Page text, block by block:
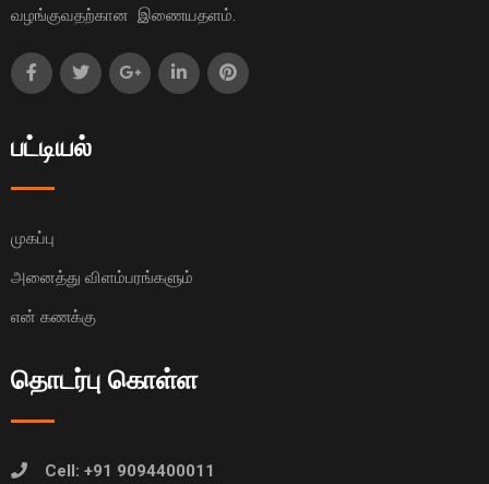
வழங்குவதற்கான இணையதளம்.
பட்டியல்
முகப்பு
அனைத்து விளம்பரங்களும்
என் கணக்கு
தொடர்பு கொள்ள
Cell: +91 9094400011